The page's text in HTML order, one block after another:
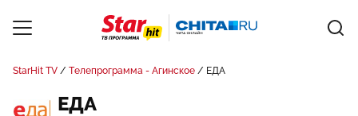
StarHit TV Телепрограмма - Агинское ЕДА
ЕДА